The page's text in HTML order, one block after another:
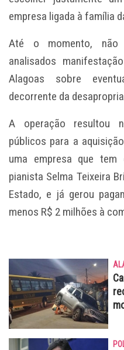
empresa ligada à família
Até o momento,
analisados
Alagoas sobre
decorrente da
A operação resultou
públicos para a
uma empresa que
pianista Selma Teixeira
Estado, e já gerou
menos R$ 2 milhões à